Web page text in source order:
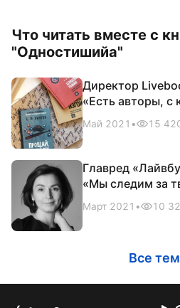
Что читать вместе с
"Одностишийа"
Директор
«Есть авторы,
Май 2021 • 15
Главред
«Мы следим за
Март 2021 • 10
Все